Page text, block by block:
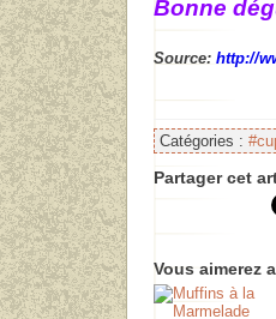
Bonne
Source: http://
Catégories :
Partager cet
Vous aimerez